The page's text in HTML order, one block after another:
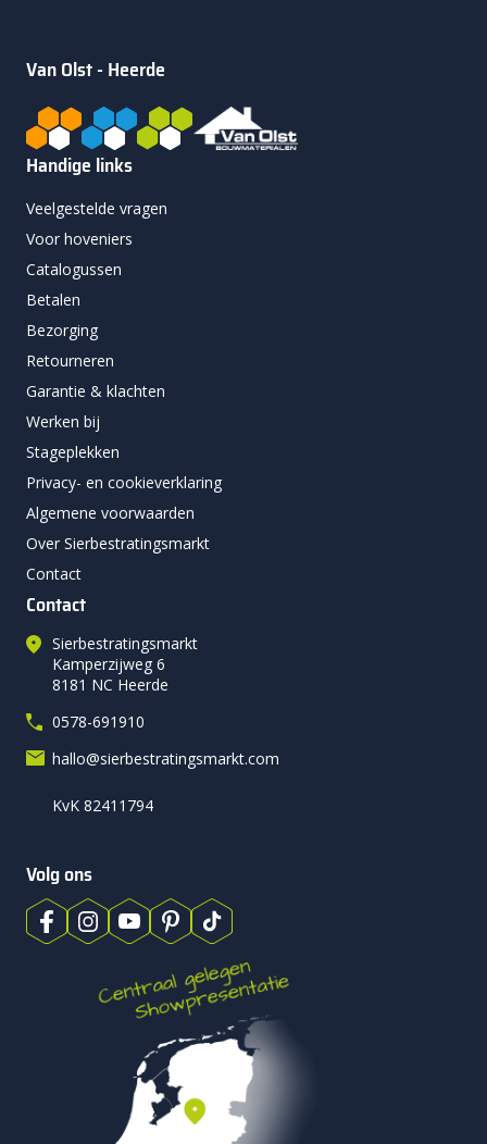
Van Olst - Heerde
Handige links
Veelgestelde vragen
Voor hoveniers
Catalogussen
Betalen
Bezorging
Retourneren
Garantie & klachten
Werken bij
Stageplekken
Privacy- en cookieverklaring
Algemene voorwaarden
Over Sierbestratingsmarkt
Contact
Contact
Sierbestratingsmarkt
Kamperzijweg 6
8181 NC Heerde
0578-691910
hallo@sierbestratingsmarkt.com
KvK 82411794
Volg ons